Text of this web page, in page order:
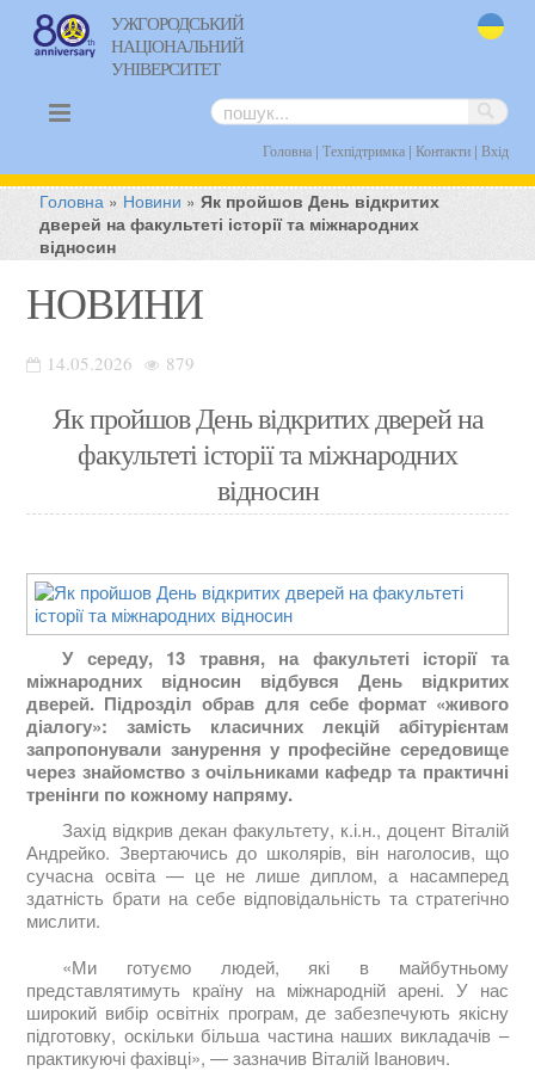
УЖГОРОДСЬКИЙ
НАЦІОНАЛЬНИЙ
УНІВЕРСИТЕТ
Головна| Техпідтримка| Контакти| Вхід
Головна » Новини »Як пройшов День відкритих
дверей на факультеті історії та міжнародних
відносин
НОВИНИ
14.05.2026 879
Як пройшов День відкритих дверей на
факультеті історії та міжнародних
відносин
У середу, 13 травня, на факультеті історії та
міжнародних відносин відбувся День відкритих
дверей. Підрозділ обрав для себе формат «живого
діалогу»: замість класичних лекцій абітурієнтам
запропонували занурення у професійне середовище
через знайомство з очільниками кафедр та практичні
тренінги по кожному напряму.
Захід відкрив декан факультету, к.і.н., доцент Віталій
Андрейко. Звертаючись до школярів, він наголосив, що
сучасна освіта — це не лише диплом, а насамперед
здатність брати на себе відповідальність та стратегічно
мислити.
«Ми готуємо людей, які в майбутньому
представлятимуть країну на міжнародній арені. У нас
широкий вибір освітніх програм, де забезпечують якісну
підготовку, оскільки більша частина наших викладачів –
практикуючі фахівці», — зазначив Віталій Іванович.